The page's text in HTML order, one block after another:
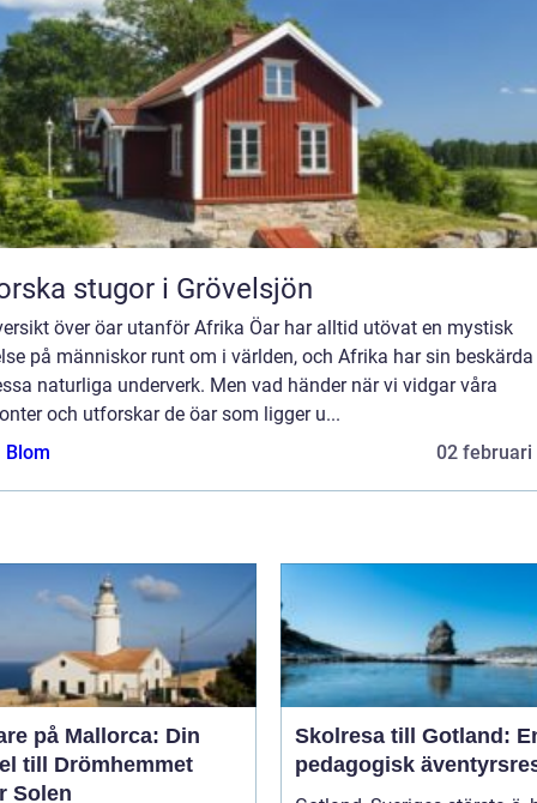
stugor i Grövelsjön
över öar utanför Afrika Öar har alltid utövat en mystisk
på människor runt om i världen, och Afrika har sin beskärda
naturliga underverk. Men vad händer när vi vidgar våra
och utforskar de öar som ligger u...
Blom
02 februari
på Mallorca: Din
till Drömhemmet
Solen
Skolresa till Gotland:
pedagogisk